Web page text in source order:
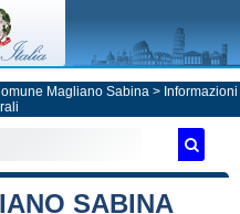
Magliano Sabina > Informazioni
SABINA